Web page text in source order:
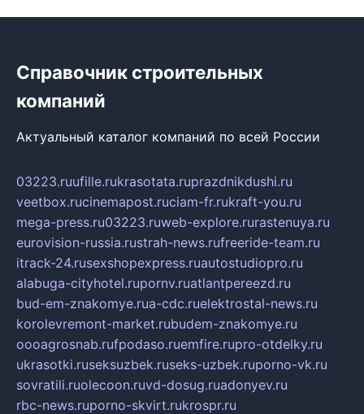
Справочник строительных
компаний
Актуальный каталог компаний по всей России
03223.ruufille.rukrasotata.ruprazdnikdushi.ru
veetbox.rucinemapost.ruciam-fr.rukraft-you.ru
mega-press.ru03223.ruweb-explore.rurastenuya.ru
eurovision-russia.rustrah-news.rufreeride-team.ru
itrack-24.rusexshopexpress.ruautostudiopro.ru
alabuga-cityhotel.rupornv.ruatlantpereezd.ru
bud-em-znakomye.rua-cdc.ruelektrostal-news.ru
korolevremont-market.rubudem-znakomye.ru
oooagrosnab.rufpodaso.ruemfire.rupro-otdelky.ru
ukrasotki.ruseksuzbek.ruseks-uzbek.ruporno-vk.ru
sovratili.ruolecoon.ruvd-dosug.ruadonyev.ru
rbc-news.ruporno-skvirt.rukrospr.ru